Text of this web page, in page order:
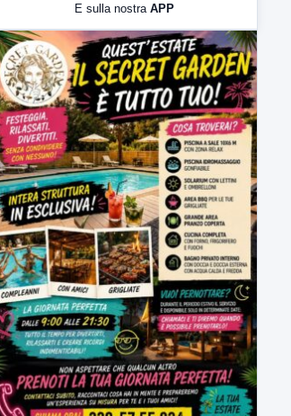
23:00 LabNews (replica)
E sulla nostra APP